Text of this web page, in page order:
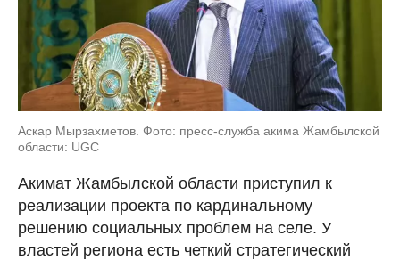
Аскар Мырзахметов. Фото: пресс-служба акима Жамбылской
области: UGC
Акимат Жамбылской области приступил к
реализации проекта по кардинальному
решению социальных проблем на селе. У
властей региона есть четкий стратегический